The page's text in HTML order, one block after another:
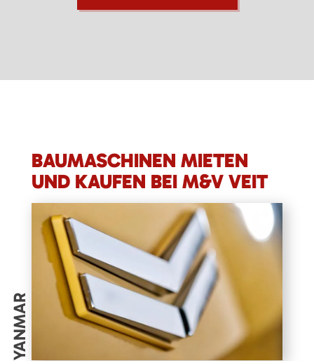
BAUMASCHINEN MIETEN
UND KAUFEN BEI M&V VEIT
YANMAR